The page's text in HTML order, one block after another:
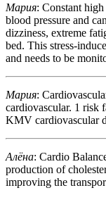
Мария: Constant
blood pressure and
dizziness, extreme
bed. This stress-
and needs to be
Мария:
cardiovascular. 1 risk
KMV cardiovascular
Алёна: Cardio
production of
improving the